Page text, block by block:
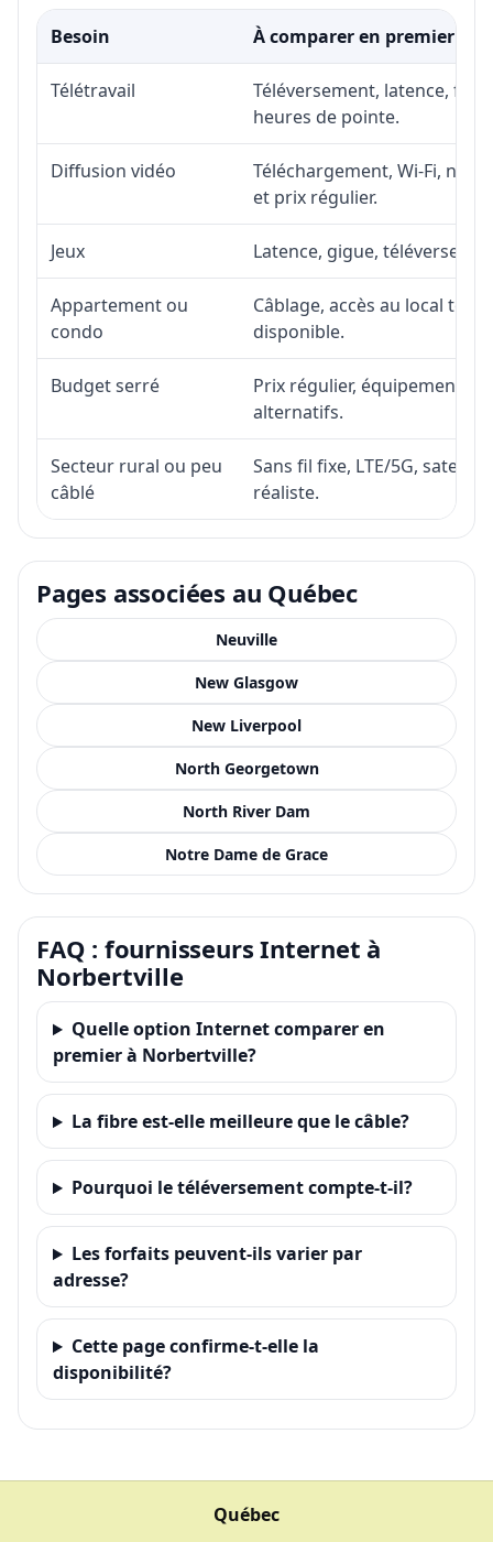
Besoin À comparer en premier
Télétravail
Téléversement, latence,
heures de pointe.
Diffusion vidéo
Téléchargement, Wi-Fi,
et prix régulier.
Jeux Latence, gigue,
Appartement ou
condo
Câblage, accès au local
disponible.
Budget serré
Prix régulier, équipement,
alternatifs.
Secteur rural ou peu
câblé
Sans fil fixe, LTE/5G,
réaliste.
Pages associées au Québec
Neuville
New Glasgow
New Liverpool
North Georgetown
North River Dam
Notre Dame de Grace
FAQ : fournisseurs Internet à
Norbertville
Quelle option Internet comparer en
premier à Norbertville?
La fibre est-elle meilleure que le câble?
Pourquoi le téléversement compte-t-il?
Les forfaits peuvent-ils varier par
adresse?
Cette page confirme-t-elle la
disponibilité?
Québec